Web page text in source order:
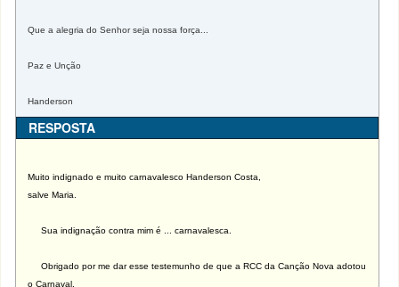
Que a alegria do Senhor seja nossa força...
Paz e Unção
Handerson
RESPOSTA
Muito indignado e muito carnavalesco Handerson Costa,
salve Maria.
Sua indignação contra mim é ... carnavalesca.
Obrigado por me dar esse testemunho de que a RCC da Canção Nova adotou
o Carnaval.